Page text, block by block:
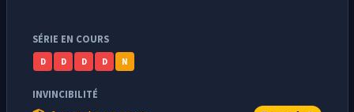
SÉRIE EN COURS
D D D D N
INVINCIBILITÉ